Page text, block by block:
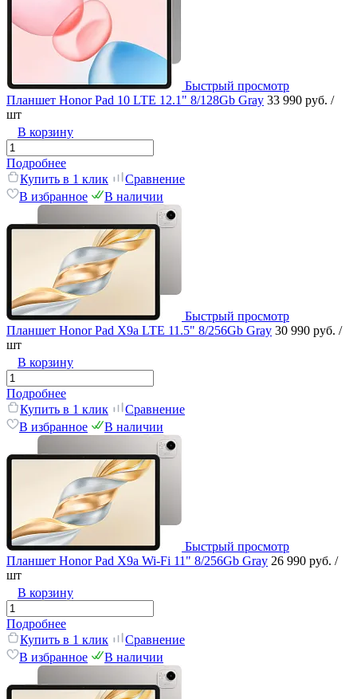
Быстрый просмотр
Планшет Honor Pad 10 LTE 12.1" 8/128Gb Gray 33 990 руб. /
шт
В корзину
Подробнее
Купить в 1 клик
Сравнение
В избранное
В наличии
Быстрый просмотр
Планшет Honor Pad X9a LTE 11.5" 8/256Gb Gray 30 990 руб. /
шт
В корзину
Подробнее
Купить в 1 клик
Сравнение
В избранное
В наличии
Быстрый просмотр
Планшет Honor Pad X9a Wi-Fi 11" 8/256Gb Gray 26 990 руб. /
шт
В корзину
Подробнее
Купить в 1 клик
Сравнение
В избранное
В наличии